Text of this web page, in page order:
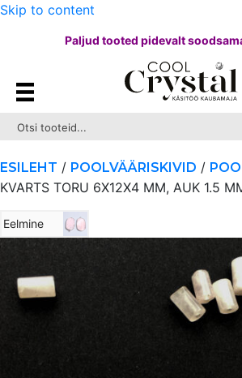
Skip to content
Paljud tooted pidevalt
ESILEHT / POOLVÄÄRISKIVID /
KVARTS TORU 6X12X4 MM, AUK 1.5
Eelmine